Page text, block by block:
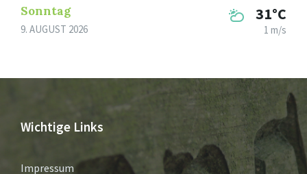
Sonntag
9. AUGUST 2026
31°C
1 m/s
Wichtige Links
Impressum